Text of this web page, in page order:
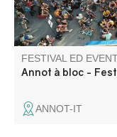
FESTIVAL ED
Annot à bloc -
ANNOT-IT